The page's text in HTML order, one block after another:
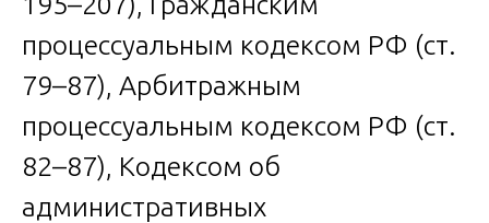
процессуальным кодексом РФ (ст.
79–87), Арбитражным
процессуальным кодексом РФ (ст.
82–87), Кодексом об
административных